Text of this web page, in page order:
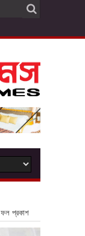
ফল প্রকাশ